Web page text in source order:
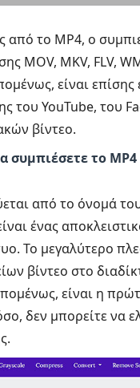
από το MP4, ο
MOV, MKV, FLV,
είναι επίσης
του YouTube, του
βίντεο.
συμπιέσετε το
από το όνομά
ένας
Το μεγαλύτερο
βίντεο στο
είναι η
δεν μπορείτε να